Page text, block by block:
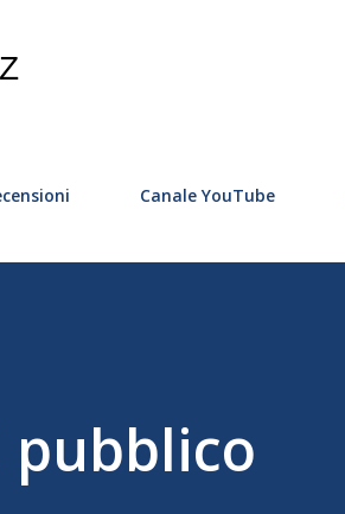
Canale YouTube
pubblico